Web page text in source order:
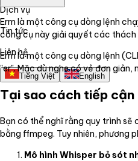
Dịch vụ
Tin tức
Liên hệ
Tiếng Việt English
Erm là một công cụ dòng lệnh
công cụ này giải quyết các thách
Erm là một công cụ dòng lệnh
"er". Mặc dù nghe có vẻ đơn
Tại sao cách tiếp cận
Bạn có thể nghĩ rằng quy trình
bằng ffmpeg. Tuy nhiên, phương
Mô hình Whisper bỏ sót